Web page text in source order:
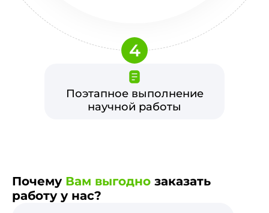
Поэтапное выполнение
научной работы
4
Почему Вам выгодно заказать
работу у нас?